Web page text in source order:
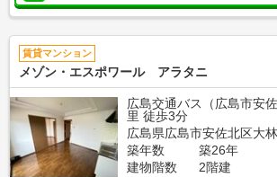
賃貸マンション
メゾン・エスポワール アラタニ
広島交通バス（広島市安
里 徒歩3分
広島県広島市安佐北区大
築年数
築26年
建物階数
2階建